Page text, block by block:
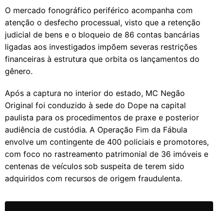
O mercado fonográfico periférico acompanha com
atenção o desfecho processual, visto que a retenção
judicial de bens e o bloqueio de 86 contas bancárias
ligadas aos investigados impõem severas restrições
financeiras à estrutura que orbita os lançamentos do
gênero.
Após a captura no interior do estado, MC Negão
Original foi conduzido à sede do Dope na capital
paulista para os procedimentos de praxe e posterior
audiência de custódia. A Operação Fim da Fábula
envolve um contingente de 400 policiais e promotores,
com foco no rastreamento patrimonial de 36 imóveis e
centenas de veículos sob suspeita de terem sido
adquiridos com recursos de origem fraudulenta.